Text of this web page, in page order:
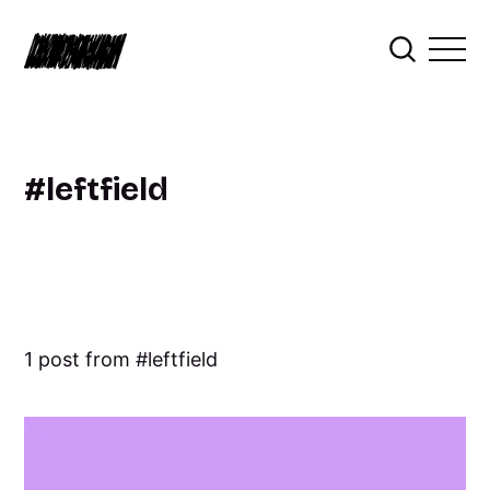
leftfield
1 post from leftfield